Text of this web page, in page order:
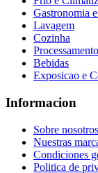
Gastronomia
Lavagem
Cozinha
Bebidas
Exposicao e
Informacion
Sobre nosotros
Nuestras
Condiciones
Politica de